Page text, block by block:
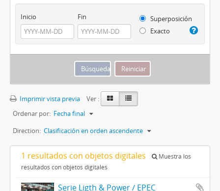
Inicio Fin
Superposición
Exacto
Imprimir vista previa
Ver :
Ordenar por: Fecha final
Direction: Clasificación en orden ascendente
1 resultados con objetos digitales
Muestra los
resultados con objetos digitales
Serie Ligth & Power / EPEC